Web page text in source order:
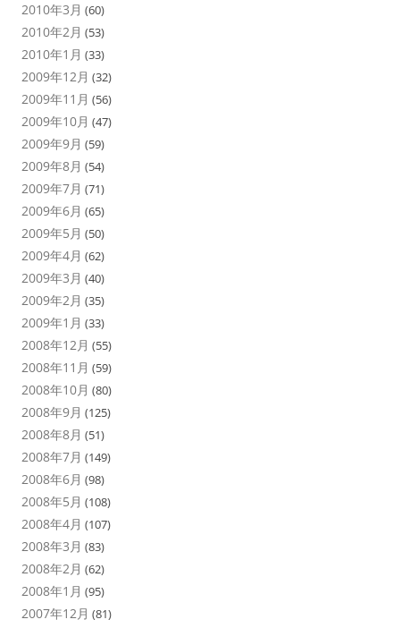
2010年3月 (60)
2010年2月 (53)
2010年1月 (33)
2009年12月 (32)
2009年11月 (56)
2009年10月 (47)
2009年9月 (59)
2009年8月 (54)
2009年7月 (71)
2009年6月 (65)
2009年5月 (50)
2009年4月 (62)
2009年3月 (40)
2009年2月 (35)
2009年1月 (33)
2008年12月 (55)
2008年11月 (59)
2008年10月 (80)
2008年9月 (125)
2008年8月 (51)
2008年7月 (149)
2008年6月 (98)
2008年5月 (108)
2008年4月 (107)
2008年3月 (83)
2008年2月 (62)
2008年1月 (95)
2007年12月 (81)